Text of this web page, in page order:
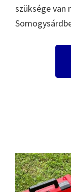
szüksége van